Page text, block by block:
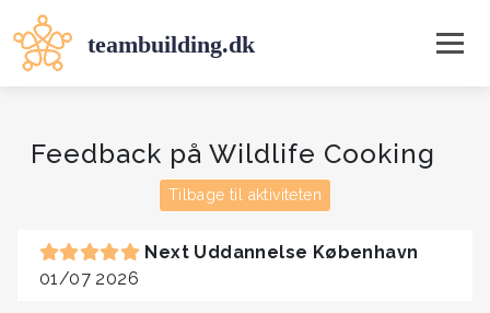
Feedback på Wildlife Cooking
Tilbage til aktiviteten
Next Uddannelse København
01/07 2026